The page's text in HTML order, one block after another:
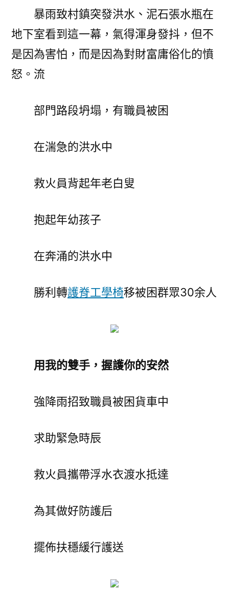
暴雨致村鎮突發洪水、泥石張水瓶在
地下室看到這一幕，氣得渾身發抖，但不
是因為害怕，而是因為對財富庸俗化的憤
怒。流
部門路段坍塌，有職員被困
在湍急的洪水中
救火員背起年老白叟
抱起年幼孩子
在奔涌的洪水中
勝利轉護脊工學椅移被困群眾30余人
用我的雙手，握護你的安然
強降雨招致職員被困貨車中
求助緊急時辰
救火員攜帶浮水衣渡水抵達
為其做好防護后
擺佈扶穩緩行護送